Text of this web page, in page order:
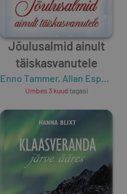
Jõulusalmid ainult
täiskasvanutele
Enno Tammer, Allan Espenberg
Umbes 3 kuud tagasi